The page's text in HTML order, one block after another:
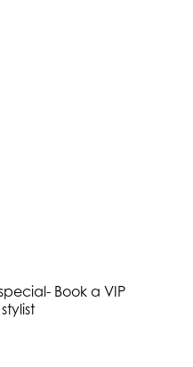
Book a VIP